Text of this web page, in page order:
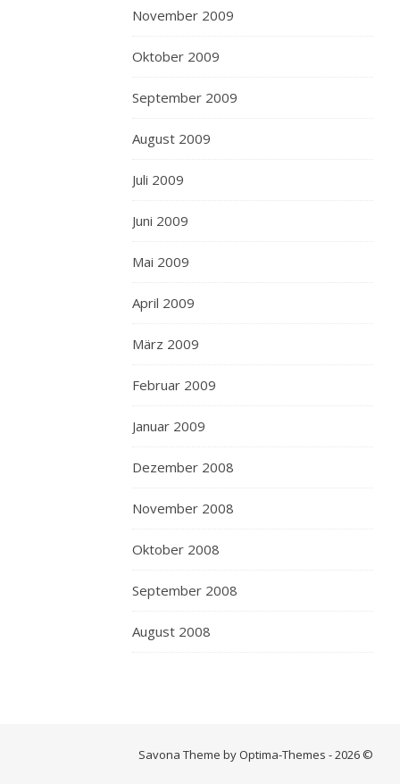
November 2009
Oktober 2009
September 2009
August 2009
Juli 2009
Juni 2009
Mai 2009
April 2009
März 2009
Februar 2009
Januar 2009
Dezember 2008
November 2008
Oktober 2008
September 2008
August 2008
Savona Theme by Optima-Themes - 2026 ©